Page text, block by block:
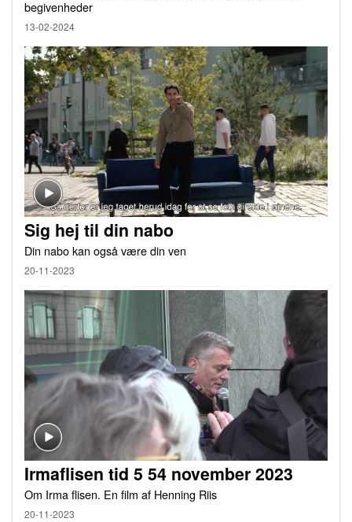
begivenheder
13-02-2024
Sig hej til din nabo
Din nabo kan også være din ven
20-11-2023
Irmaflisen tid 5 54 november 2023
Om Irma flisen. En film af Henning Riis
20-11-2023